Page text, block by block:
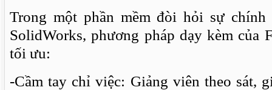
Trong một phần mềm đòi hỏi sự
SolidWorks, phương pháp dạy kèm của
tối ưu:
-Cầm tay chỉ việc: Giảng viên theo sát,